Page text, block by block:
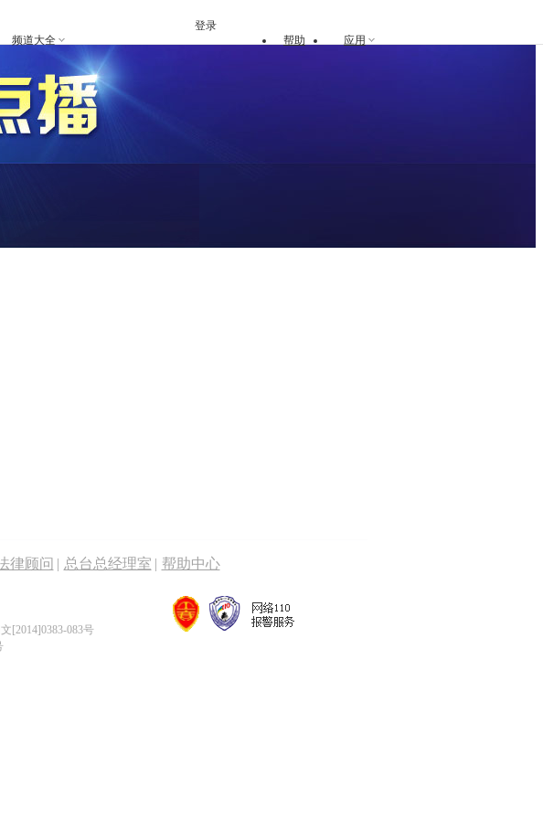
频道大全 帮助 应用
登录
律顾问 | 总台总经理室 | 帮助中心
[2014]0383-083号